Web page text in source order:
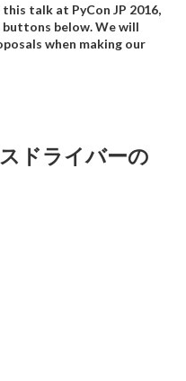
talk at PyCon JP 2016,
buttons below. We will
when making our
ドライバーの